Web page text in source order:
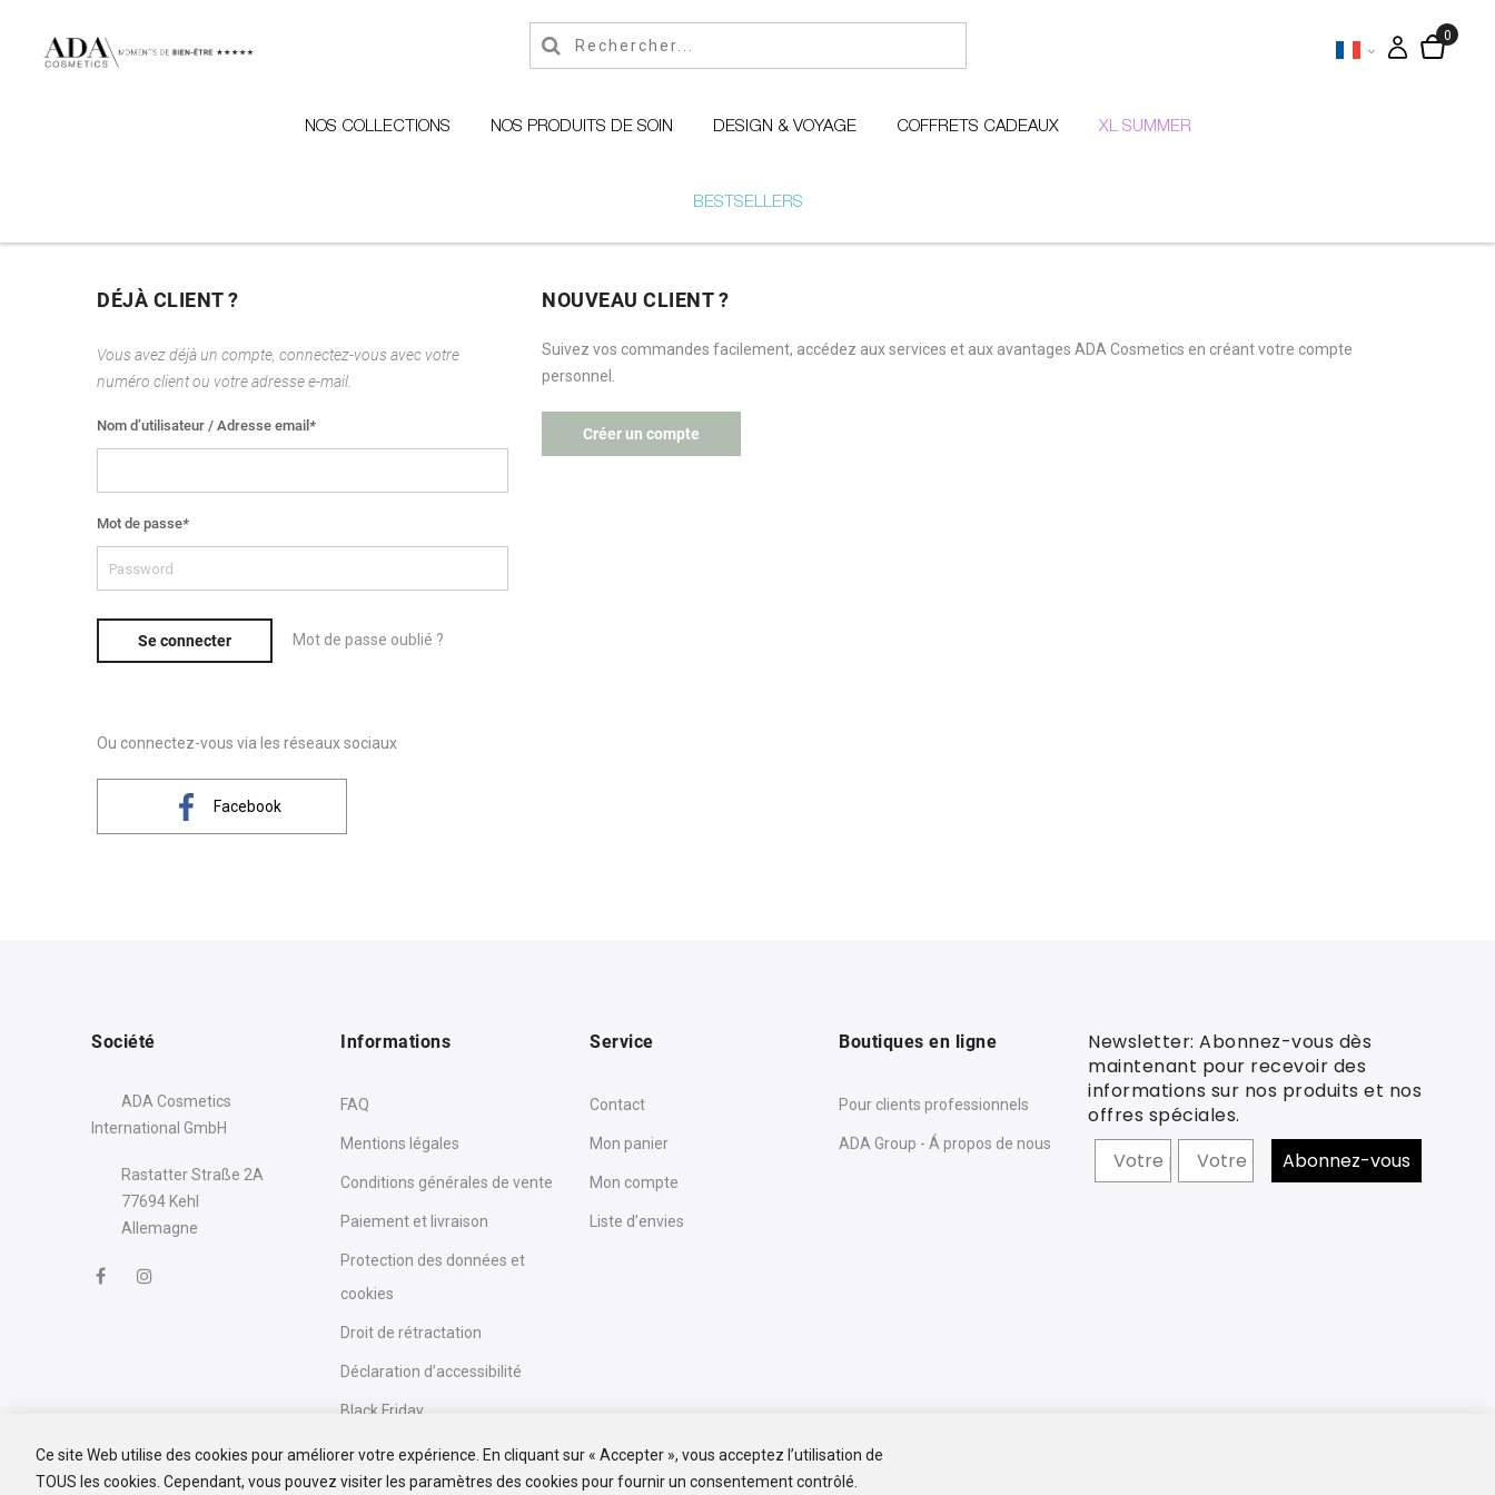
NOS COLLECTIONS NOS PRODUITS DE SOIN DESIGN & VOYAGE COFFRETS CADEAUX XL SUMMER
BESTSELLERS
DÉJÀ CLIENT ?
Vous avez déjà un compte, connectez-vous avec votre
numéro client ou votre adresse e-mail.
Nom d’utilisateur / Adresse email *
Mot de passe*
Se connecter Mot de passe oublié ?
NOUVEAU CLIENT ?
Suivez vos commandes facilement, accédez aux services et aux avantages ADA Cosmetics en créant votre compte
personnel.
Créer un compte
Ou connectez-vous via les réseaux sociaux
Facebook
Société
ADA Cosmetics
International GmbH
Rastatter Straße 2A
77694 Kehl
Allemagne
Informations
FAQ
Mentions légales
Conditions générales de vente
Paiement et livraison
Protection des données et
cookies
Droit de rétractation
Déclaration d’accessibilité
Black Friday
Service
Contact
Mon panier
Mon compte
Liste d’envies
Boutiques en ligne
Pour clients professionnels
ADA Group - Á propos de nous
Newsletter: Abonnez-vous dès
maintenant pour recevoir des
informations sur nos produits et nos
offres spéciales.
Prénom
Abonnez-vous
Ce site Web utilise des cookies pour améliorer votre expérience. En cliquant sur « Accepter », vous acceptez l’utilisation de
TOUS les cookies. Cependant, vous pouvez visiter les paramètres des cookies pour fournir un consentement contrôlé.